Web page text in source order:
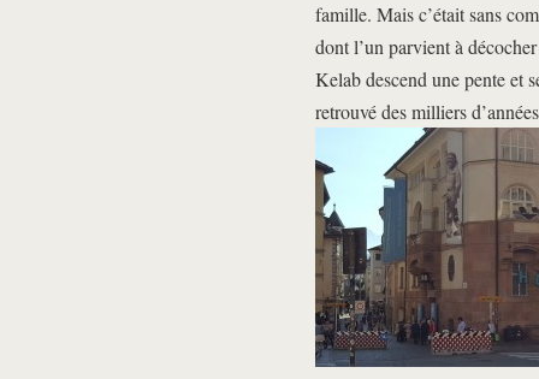
famille. Mais c’était sans
dont l’un parvient à
Kelab descend une pente et
retrouvé des milliers